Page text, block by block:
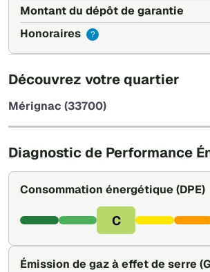
Montant du dépôt de garantie
Honoraires
?
Découvrez votre quartier
Mérignac (33700)
Diagnostic de Performance
Consommation énergétique (DPE)
C
Émission de gaz à effet de serre